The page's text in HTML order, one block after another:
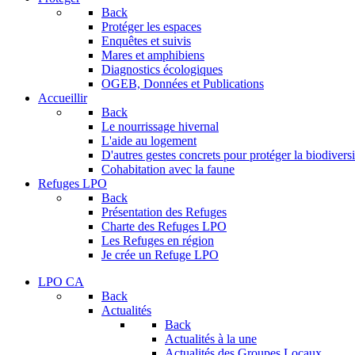
Back
Protéger les espaces
Enquêtes et suivis
Mares et amphibiens
Diagnostics écologiques
OGEB, Données et Publications
Accueillir
Back
Le nourrissage hivernal
L'aide au logement
D'autres gestes concrets pour protéger la
Cohabitation avec la faune
Refuges LPO
Back
Présentation des Refuges
Charte des Refuges LPO
Les Refuges en région
Je crée un Refuge LPO
LPO CA
Back
Actualités
Back
Actualités à la une